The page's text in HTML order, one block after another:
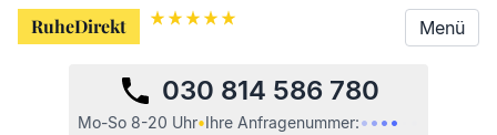
RuheDirekt Menü
030 814 586 780
Mo-So 8-20 Uhr•Ihre Anfragenummer:• • • •
RuheDirekt Menü